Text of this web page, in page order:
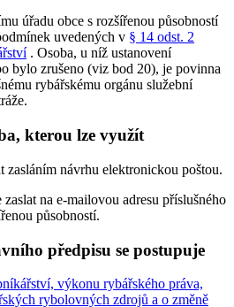
úřadu obce s rozšířenou působností
uvedených v § 14 odst. 2
. Osoba, u níž ustanovení
bylo zrušeno (viz bod 20), je povinna
rybářskému orgánu služební
kterou lze využít
zasláním návrhu elektronickou poštou.
na e-mailovou adresu příslušného
působností.
předpisu se postupuje
výkonu rybářského práva,
rybolovných zdrojů a o změně